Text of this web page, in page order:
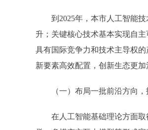
到2025年，本市人工智能技
升；关键核心技术基本实现自
具有国际竞争力和技术主导权
新要素高效配置，创新生态更
（一）布局一批前沿方向，
在人工智能基础理论方面取